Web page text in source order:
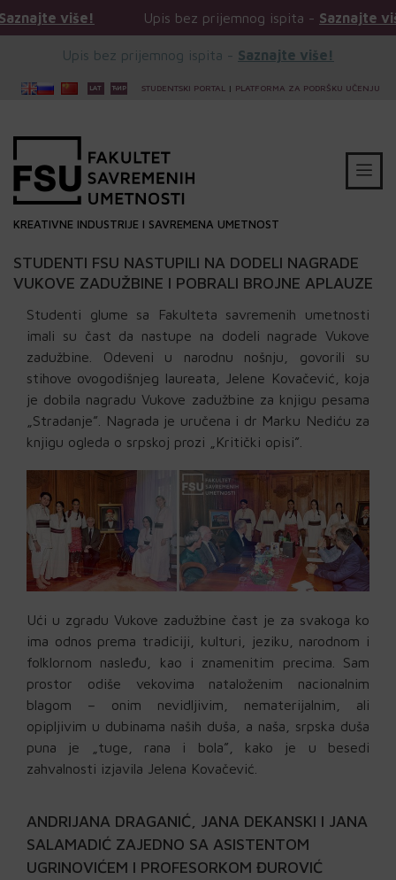
Upis bez prijemnog ispita -Saznajte više!
Upis bez prijemnog ispita - Saznajte više!
STUDENTSKI PORTAL | PLATFORMA ZA PODRŠKU UČENJU
KREATIVNE INDUSTRIJE I SAVREMENA UMETNOST
STUDENTI FSU NASTUPILI NA DODELI NAGRADE
VUKOVE ZADUŽBINE I POBRALI BROJNE APLAUZE
Studenti glume sa Fakulteta savremenih umetnosti
imali su čast da nastupe na dodeli nagrade Vukove
zadužbine. Odeveni u narodnu nošnju, govorili su
stihove ovogodišnjeg laureata, Jelene Kovačević, koja
je dobila nagradu Vukove zadužbine za knjigu pesama
„Stradanje”. Nagrada je uručena i dr Marku Nediću za
knjigu ogleda o srpskoj prozi „Kritički opisi”.
Ući u zgradu Vukove zadužbine čast je za svakoga ko
ima odnos prema tradiciji, kulturi, jeziku, narodnom i
folklornom nasleđu, kao i znamenitim precima. Sam
prostor odiše vekovima nataloženim nacionalnim
blagom – onim nevidljivim, nematerijalnim, ali
opipljivim u dubinama naših duša, a naša, srpska duša
puna je „tuge, rana i bola”, kako je u besedi
zahvalnosti izjavila Jelena Kovačević.
ANDRIJANA DRAGANIĆ, JANA DEKANSKI I JANA
SALAMADIĆ ZAJEDNO SA ASISTENTOM
UGRINOVIĆEM I PROFESORKOM ĐUROVIĆ